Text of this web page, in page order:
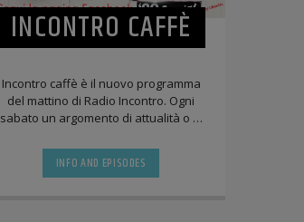
INCONTRO CAFFÈ
Incontro caffè è il nuovo programma
del mattino di Radio Incontro. Ogni
sabato un argomento di attualità o di
INFO AND EPISODES